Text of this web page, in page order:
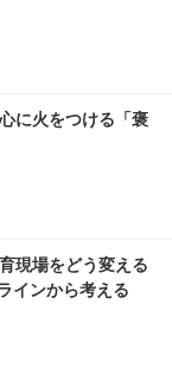
に火をつける「褒
現場をどう変える
インから考える